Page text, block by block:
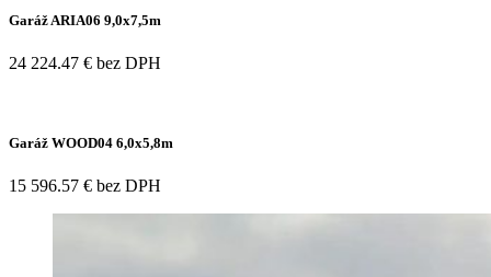
Garáž ARIA06 9,0x7,5m
24 224.47 € bez DPH
Garáž WOOD04 6,0x5,8m
15 596.57 € bez DPH